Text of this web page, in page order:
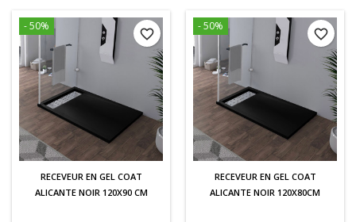
- 50%
RECEVEUR EN GEL COAT
ALICANTE NOIR 120X90 CM
favorite_border
- 50%
RECEVEUR EN GEL COAT
ALICANTE NOIR 120X80CM
favorite_border